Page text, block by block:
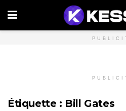
Étiquette : Bill Gates